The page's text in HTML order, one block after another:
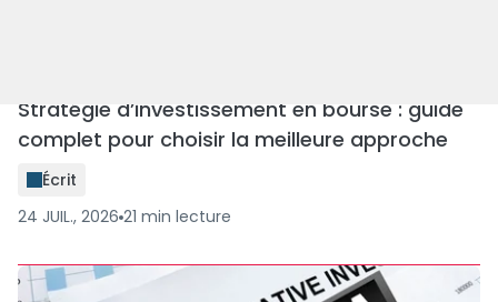
Stratégie d’investissement en bourse : guide
complet pour choisir la meilleure approche
Écrit
24 JUIL., 2026 21 min lecture